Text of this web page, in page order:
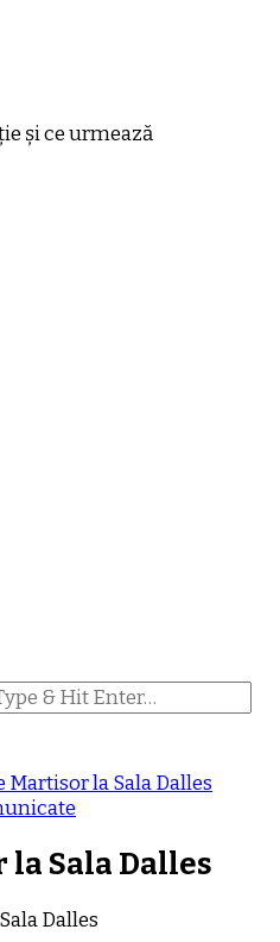
și ce urmează
Martisor la Sala Dalles
Sala Dalles